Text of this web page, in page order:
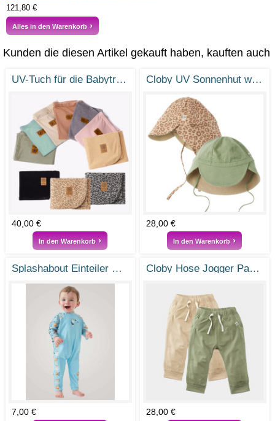
121,80 €
Alles in den Warenkorb
Kunden die diesen Artikel gekauft haben, kauften auch
UV-Tuch für die Babytrage – Cloby UV-Decke UPF50+
40,00 €
In den Warenkorb
Cloby UV Sonnenhut wendbar aus Bambusviskose UPF50+
28,00 €
In den Warenkorb
Splashabout Einteiler mit UV-Schutzfunktion
7,00 €
Cloby Hose Jogger Pants mit UPF50+ aus Bambusjersey
28,00 €